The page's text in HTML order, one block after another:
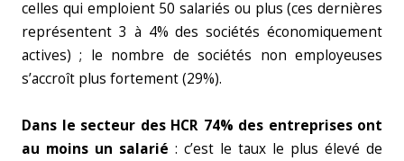
celles qui emploient 50 salariés ou plus (ces dernières
représentent 3 à 4% des sociétés économiquement
actives) ; le nombre de sociétés non employeuses
s’accroît plus fortement (29%).
Dans le secteur des HCR 74% des entreprises ont
au moins un salarié : c’est le taux le plus élevé de